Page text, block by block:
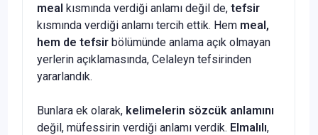
meal kısmında verdiği anlamı değil de, tefsir
kısmında verdiği anlamı tercih ettik. Hem meal,
hem de tefsir bölümünde anlama açık olmayan
yerlerin açıklamasında, Celaleyn tefsirinden
yararlandık.
Bunlara ek olarak, kelimelerin sözcük anlamını
değil, müfessirin verdiği anlamı verdik. Elmalılı,